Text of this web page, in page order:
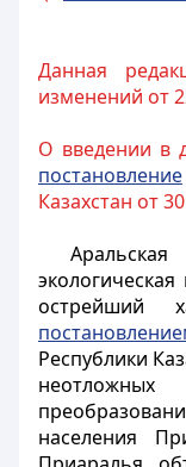
Данная
изменений от
О введении в
постановление
Казахстан от
острейший
Республики
населения